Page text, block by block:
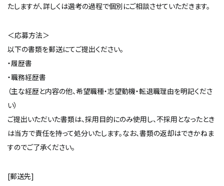
たしますが、詳しくは選考の過程で個別にご相談させていただきます。
＜応募方法＞
以下の書類を郵送にてご提出ください。
・履歴書
・職務経歴書
（主な経歴と内容の他、希望職種・志望動機・転退職理由を明記くださ
い）
ご提出いただいた書類は、採用目的にのみ使用し、不採用となったとき
は当方で責任を持って処分いたします。なお、書類の返却はできかねま
すのでご了承ください。
[郵送先]